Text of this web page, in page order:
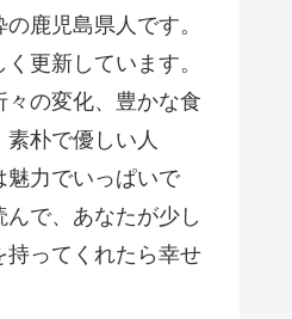
鹿児島県人です。
更新しています。
々の変化、豊かな食
朴で優しい人
魅力でいっぱいで
で、あなたが少し
持ってくれたら幸せ